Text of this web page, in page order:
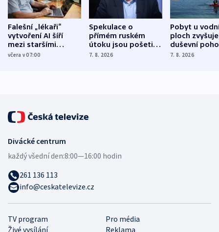
Falešní „lékaři“
vytvoření AI šíří
mezi staršími
Poláky nebezpečné
včera v 07:00
Spekulace o
přímém ruském
útoku jsou pošetilé,
míní estonský
7. 8. 2026
Pobyt u
ploch zvyšuje
duševní
ukázala
7. 8. 2026
TV program
Pro média
Živé vysílání
Reklama
Divácké centrum
každý všední den:8:00—16:00 hodin
261 136 113
info@ceskatelevize.cz